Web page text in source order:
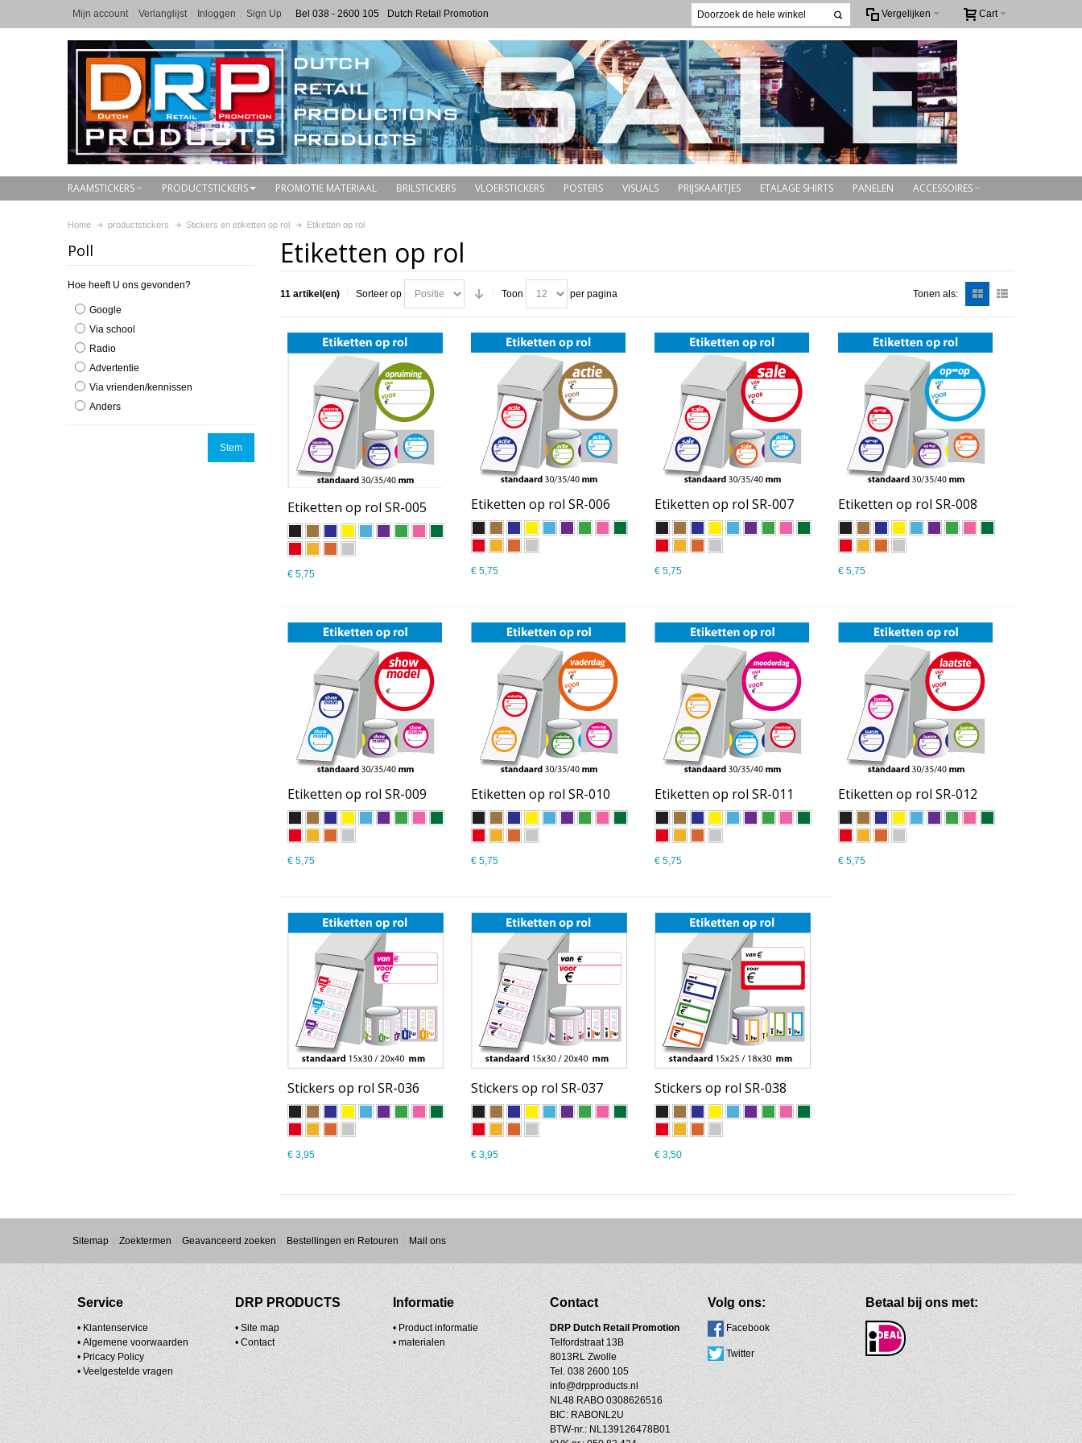
Mijn account Verlanglijst Inloggen Sign Up Bel 038 - 2600 105 Dutch Retail Promotion Cart
Vergelijken
RAAMSTICKERS PRODUCTSTICKERS PROMOTIE MATERIAAL BRILSTICKERS VLOERSTICKERS POSTERS VISUALS PRIJSKAARTJES ETALAGE SHIRTS PANELEN ACCESSOIRES
Home productstickers Stickers en etiketten op rol Etiketten op rol
Etiketten op rol
11 artikel(en) Sorteer op Toon per pagina Tonen als:
Etiketten op rol SR-005
€ 5,75
Etiketten op rol SR-006
€ 5,75
Etiketten op rol SR-007
€ 5,75
Etiketten op rol SR-008
€ 5,75
Etiketten op rol SR-009
€ 5,75
Etiketten op rol SR-010
€ 5,75
Etiketten op rol SR-011
€ 5,75
Etiketten op rol SR-012
€ 5,75
Stickers op rol SR-036
€ 3,95
Stickers op rol SR-037
€ 3,95
Stickers op rol SR-038
€ 3,50
Poll
Hoe heeft U ons gevonden?
Google
Via school
Radio
Advertentie
Via vrienden/kennissen
Anders
Stem
Sitemap Zoektermen Geavanceerd zoeken Bestellingen en Retouren Mail ons
Service
• Klantenservice
• Algemene voorwaarden
• Pricacy Policy
• Veelgestelde vragen
DRP PRODUCTS
• Site map
• Contact
Informatie
• Product informatie
• materialen
Contact
DRP Dutch Retail Promotion
Telfordstraat 13B
8013RL Zwolle
Tel. 038 2600 105
info@drpproducts.nl
NL48 RABO 0308626516
BIC: RABONL2U
BTW-nr.: NL139126478B01
Volg ons:
Facebook
Twitter
Betaal bij ons met: